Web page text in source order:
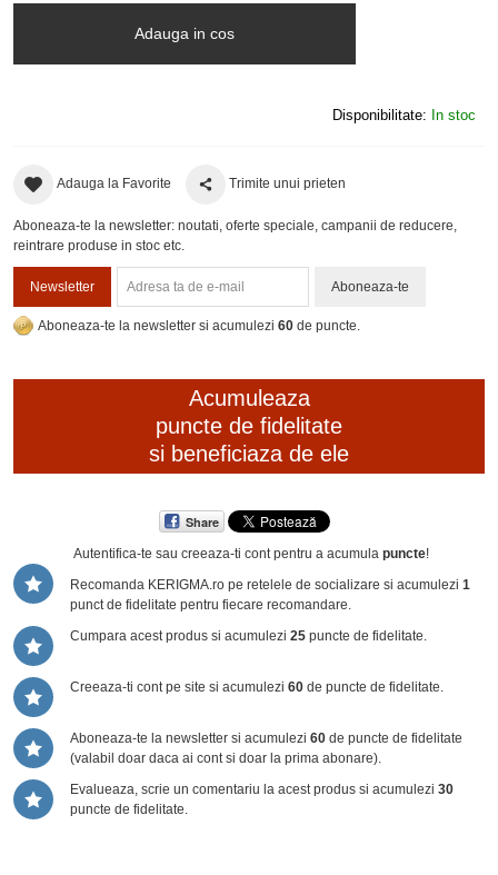
Adauga in cos
Disponibilitate: In stoc
Adauga la Favorite Trimite unui prieten
Aboneaza-te la newsletter: noutati, oferte speciale, campanii de reducere,
reintrare produse in stoc etc.
Newsletter Aboneaza-te
Aboneaza-te la newsletter si acumulezi 60 de puncte.
Acumuleaza
puncte de fidelitate
si beneficiaza de ele
Share
Autentifica-te sau creeaza-ti contpentru a acumula puncte!
Recomanda KERIGMA.ro pe retelele de socializare si acumulezi 1
punct de fidelitate pentru fiecare recomandare.
Cumpara acest produs si acumulezi 25 puncte de fidelitate.
Creeaza-ti cont pe site si acumulezi 60 de puncte de fidelitate.
Aboneaza-te la newsletter si acumulezi 60 de puncte de fidelitate
(valabil doar daca ai cont si doar la prima abonare).
Evalueaza, scrie un comentariu la acest produs si acumulezi 30
puncte de fidelitate.